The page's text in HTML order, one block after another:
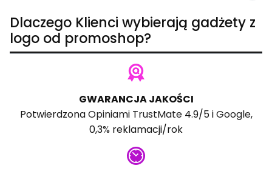
Dlaczego Klienci wybierają gadżety z
logo od promoshop?
GWARANCJA JAKOŚCI
PotwierdzonaOpiniami TrustMate4.9/5 iGoogle,
0,3% reklamacji/rok